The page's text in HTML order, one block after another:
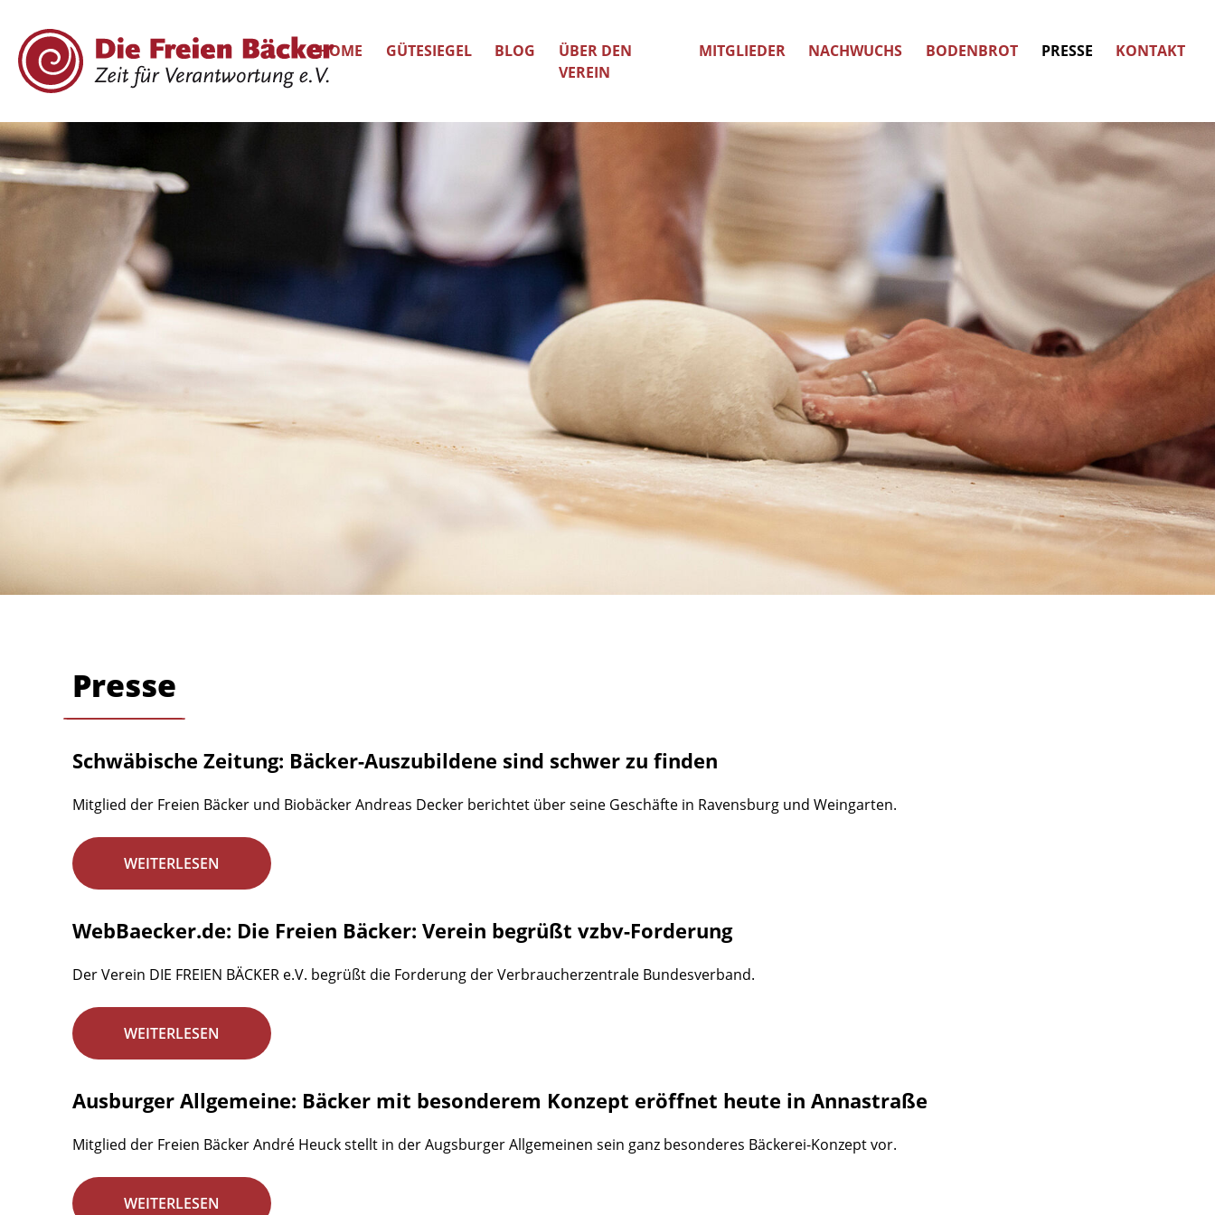
HOME GÜTESIEGEL BLOG
ÜBER DEN
VEREIN
MITGLIEDER NACHWUCHS BODENBROT PRESSE KONTAKT
Presse
Schwäbische Zeitung: Bäcker-Auszubildene sind schwer zu finden
Mitglied der Freien Bäcker und Biobäcker Andreas Decker berichtet über seine Geschäfte in Ravensburg und Weingarten.
WEITERLESEN
WebBaecker.de: Die Freien Bäcker: Verein begrüßt vzbv-Forderung
Der Verein DIE FREIEN BÄCKER e.V. begrüßt die Forderung der Verbraucherzentrale Bundesverband.
WEITERLESEN
Ausburger Allgemeine: Bäcker mit besonderem Konzept eröffnet heute in Annastraße
Mitglied der Freien Bäcker André Heuck stellt in der Augsburger Allgemeinen sein ganz besonderes Bäckerei-Konzept vor.
WEITERLESEN